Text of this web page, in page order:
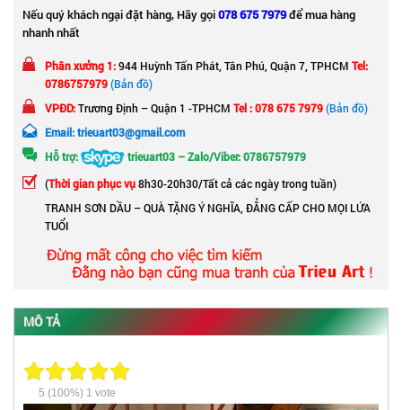
Nếu quý khách ngại đặt hàng, Hãy gọi078 675 7979để mua hàng
nhanh nhất
Phân xưởng 1:944 Huỳnh Tấn Phát, Tân Phú, Quận 7, TPHCM Tel:
0786757979(Bản đồ)
VPĐD:Trương Định – Quận 1 -TPHCM Tel : 078 675 7979(Bản đồ)
Email: trieuart03@gmail.com
Hỗ trợ:
trieuart03 – Zalo/Viber: 0786757979
(Thời gian phục vụ8h30-20h30/Tất cả các ngày trong tuần)
TRANH SƠN DẦU – QUÀ TẶNG Ý NGHĨA, ĐẲNG CẤP CHO MỌI LỨA
TUỔI
MÔ TẢ
5 (100%) 1 vote